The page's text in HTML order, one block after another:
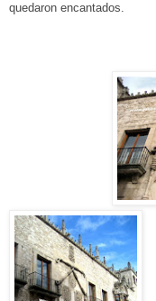
quedaron encantados.